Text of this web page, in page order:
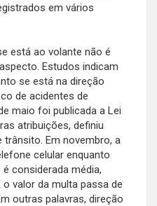
em vários
está ao volante não é
Estudos indicam
se está na direção
de acidentes de
maio foi publicada a Lei
atribuições, definiu
Em novembro, a
celular enquanto
considerada média,
valor da multa passa de
outras palavras, direção